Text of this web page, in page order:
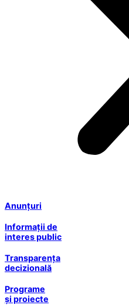
Anunțuri
Informații de
interes public
Transparența
decizională
Programe
și proiecte